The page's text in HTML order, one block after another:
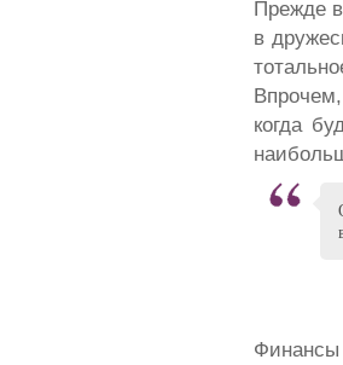
Прежде
в
когда
Финансы